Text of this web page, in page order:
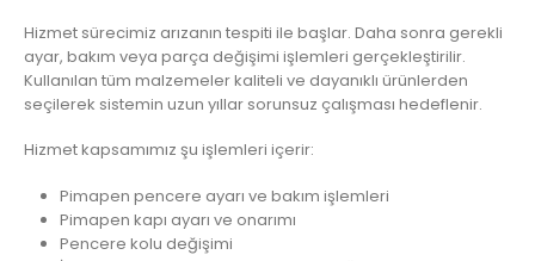
Hizmet sürecimiz arızanın tespiti ile başlar. Daha sonra gerekli
ayar, bakım veya parça değişimi işlemleri gerçekleştirilir.
Kullanılan tüm malzemeler kaliteli ve dayanıklı ürünlerden
seçilerek sistemin uzun yıllar sorunsuz çalışması hedeflenir.
Hizmet kapsamımız şu işlemleri içerir:
Pimapen pencere ayarı ve bakım işlemleri
Pimapen kapı ayarı ve onarımı
Pencere kolu değişimi